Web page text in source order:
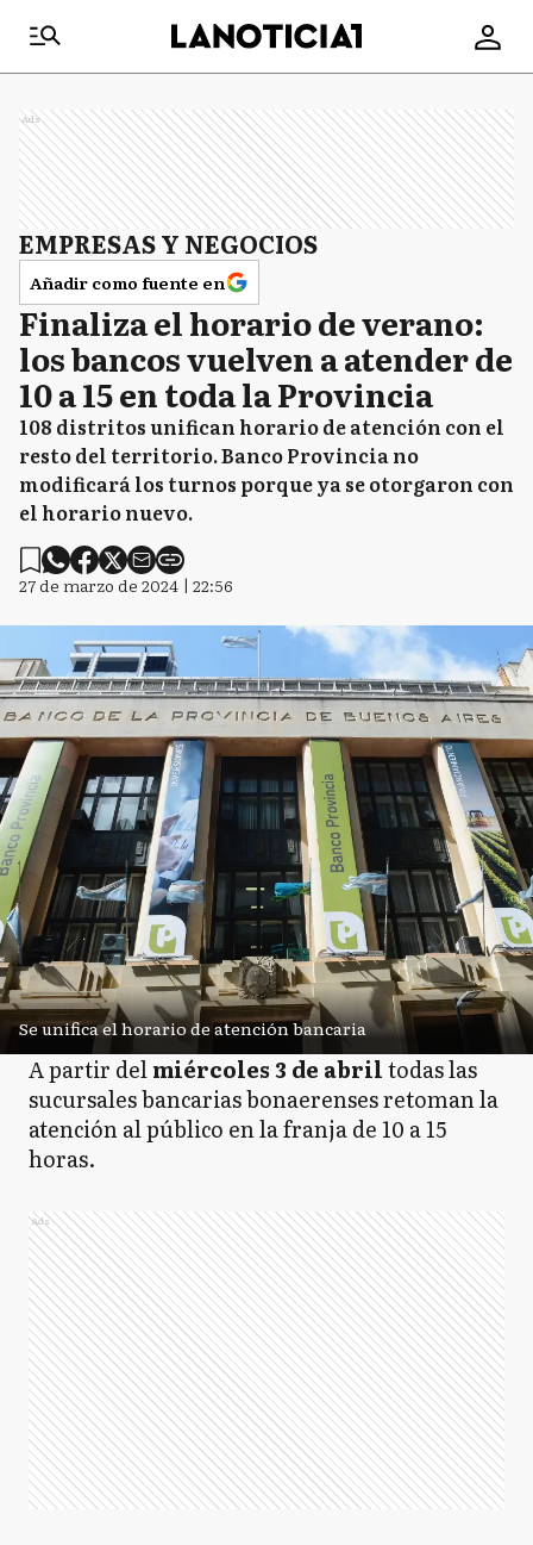
Ads
EMPRESAS Y NEGOCIOS
Añadir como fuente en
Finaliza el horario de verano:
los bancos vuelven a atender de
10 a 15 en toda la Provincia
108 distritos unifican horario de atención con el
resto del territorio. Banco Provincia no
modificará los turnos porque ya se otorgaron con
el horario nuevo.
27 de marzo de 2024 | 22:56
Se unifica el horario de atención bancaria
A partir delmiércoles 3 de abriltodas las
sucursales bancarias bonaerenses retoman la
atención al público en la franja de 10 a 15
horas.
Ads